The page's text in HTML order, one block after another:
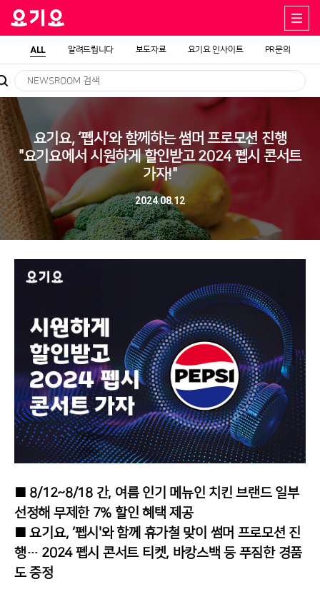
ALL 알려드립니다 보도자료 요기요 인사이트 PR문의
요기요, ‘펩시’와 함께하는 썸머 프로모션 진행
"요기요에서 시원하게 할인받고 2024 펩시 콘서트
가자!"
2024.08.12
■ 8/12~8/18 간, 여름 인기 메뉴인 치킨 브랜드 일부
선정해 무제한 7% 할인 혜택 제공
■ 요기요, ‘펩시'와 함께 휴가철 맞이 썸머 프로모션 진
행… 2024 펩시 콘서트 티켓, 바캉스백 등 푸짐한 경품
도 증정